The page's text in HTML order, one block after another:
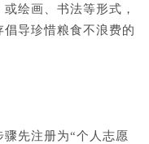
绘画、书法等形式，
倡导珍惜粮食不浪费的
先注册为“个人志愿